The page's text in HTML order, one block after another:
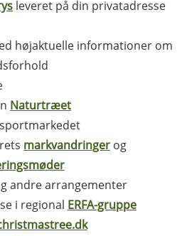
leveret på din privatadresse
højaktuelle informationer om
Naturtræet
markvandringer og
andre arrangementer
i regional ERFA-gruppe